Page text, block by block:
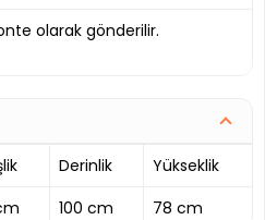
olarak gönderilir.
Derinlik
Yükseklik
100 cm 78 cm